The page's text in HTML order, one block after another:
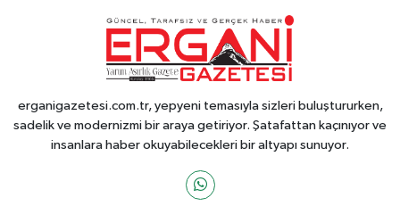
erganigazetesi.com.tr, yepyeni temasıyla sizleri buluştururken,
sadelik ve modernizmi bir araya getiriyor. Şatafattan kaçınıyor ve
insanlara haber okuyabilecekleri bir altyapı sunuyor.